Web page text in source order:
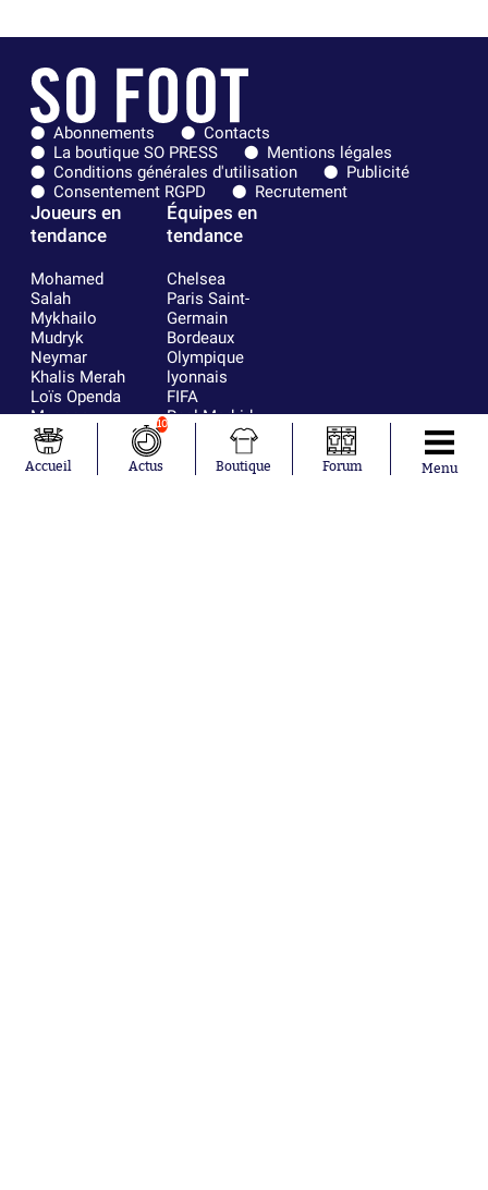
Abonnements
Contacts
La boutique SO PRESS
Mentions légales
Conditions générales d'utilisation
Publicité
Consentement RGPD
Recrutement
Joueurs en
tendance
Mohamed
Salah
Mykhailo
Mudryk
Neymar
Khalis Merah
Loïs Openda
Moussa
Niakhaté
Nicolás
Tagliafico
Équipes en
tendance
Chelsea
Paris Saint-
Germain
Bordeaux
Olympique
lyonnais
FIFA
Real Madrid
RC Strasbourg
France
Accueil
10
Actus Boutique Forum Menu